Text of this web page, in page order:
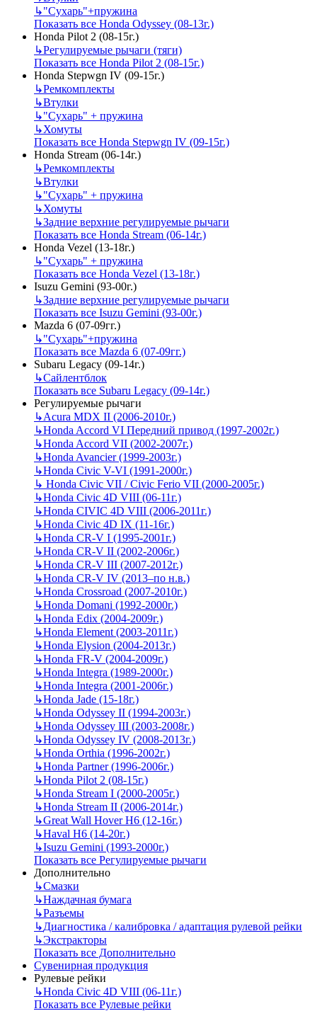
↳"Сухарь"+пружина
Показать все Honda Odyssey (08-13г.)
Honda Pilot 2 (08-15г.)
↳Регулируемые рычаги (тяги)
Показать все Honda Pilot 2 (08-15г.)
Honda Stepwgn IV (09-15г.)
↳Ремкомплекты
↳Втулки
↳"Сухарь" + пружина
↳Хомуты
Показать все Honda Stepwgn IV (09-15г.)
Honda Stream (06-14г.)
↳Ремкомплекты
↳Втулки
↳"Сухарь" + пружина
↳Хомуты
↳Задние верхние регулируемые рычаги
Показать все Honda Stream (06-14г.)
Honda Vezel (13-18г.)
↳"Сухарь" + пружина
Показать все Honda Vezel (13-18г.)
Isuzu Gemini (93-00г.)
↳Задние верхние регулируемые рычаги
Показать все Isuzu Gemini (93-00г.)
Mazda 6 (07-09гг.)
↳"Сухарь"+пружина
Показать все Mazda 6 (07-09гг.)
Subaru Legacy (09-14г.)
↳Сайлентблок
Показать все Subaru Legacy (09-14г.)
Регулируемые рычаги
↳Acura MDX II (2006-2010г.)
↳Honda Accord VI Передний привод (1997-2002г.)
↳Honda Accord VII (2002-2007г.)
↳Honda Avancier (1999-2003г.)
↳Honda Civic V-VI (1991-2000г.)
↳ Honda Civic VII / Civic Ferio VII (2000-2005г.)
↳Honda Civic 4D VIII (06-11г.)
↳Honda CIVIC 4D VIII (2006-2011г.)
↳Honda Civic 4D IX (11-16г.)
↳Honda CR-V I (1995-2001г.)
↳Honda CR-V II (2002-2006г.)
↳Honda CR-V III (2007-2012г.)
↳Honda CR-V IV (2013–по н.в.)
↳Honda Crossroad (2007-2010г.)
↳Honda Domani (1992-2000г.)
↳Honda Edix (2004-2009г.)
↳Honda Element (2003-2011г.)
↳Honda Elysion (2004-2013г.)
↳Honda FR-V (2004-2009г.)
↳Honda Integra (1989-2000г.)
↳Honda Integra (2001-2006г.)
↳Honda Jade (15-18г.)
↳Honda Odyssey II (1994-2003г.)
↳Honda Odyssey III (2003-2008г.)
↳Honda Odyssey IV (2008-2013г.)
↳Honda Orthia (1996-2002г.)
↳Honda Partner (1996-2006г.)
↳Honda Pilot 2 (08-15г.)
↳Honda Stream I (2000-2005г.)
↳Honda Stream II (2006-2014г.)
↳Great Wall Hover H6 (12-16г.)
↳Haval H6 (14-20г.)
↳Isuzu Gemini (1993-2000г.)
Показать все Регулируемые рычаги
Дополнительно
↳Смазки
↳Наждачная бумага
↳Разъемы
↳Диагностика / калибровка / адаптация рулевой рейки
↳Экстракторы
Показать все Дополнительно
Сувенирная продукция
Рулевые рейки
↳Honda Civic 4D VIII (06-11г.)
Показать все Рулевые рейки